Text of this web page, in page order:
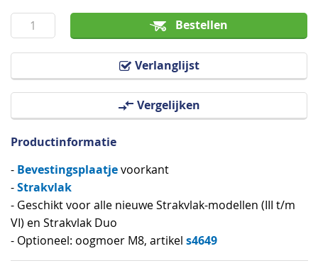
Bestellen
Verlanglijst
Vergelijken
het
begin
van
Productinformatie
- Bevestingsplaatjevoorkant
-Strakvlak
- Geschikt voor alle nieuwe Strakvlak-modellen (III t/m
VI) en Strakvlak Duo
- Optioneel: oogmoer M8, artikel s4649